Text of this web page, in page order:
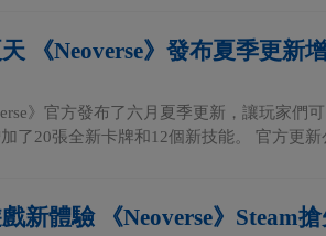
《Neoverse》發布夏季更新
》官方發布了六月夏季更新，讓玩家們
加了20張全新卡牌和12個新技能。 官方更
新體驗 《Neoverse》Steam